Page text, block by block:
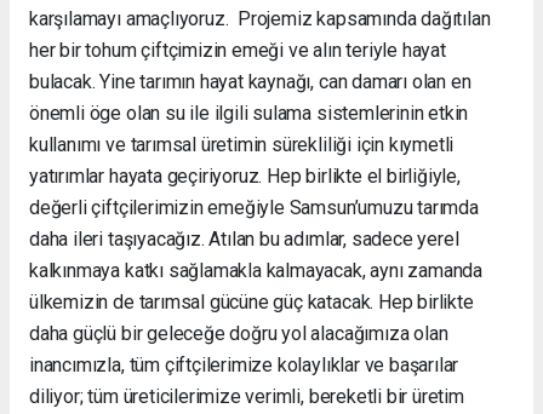
karşılamayı amaçlıyoruz. Projemiz kapsamında dağıtılan
her bir tohum çiftçimizin emeği ve alın teriyle hayat
bulacak. Yine tarımın hayat kaynağı, can damarı olan en
önemli öge olan su ile ilgili sulama sistemlerinin etkin
kullanımı ve tarımsal üretimin sürekliliği için kıymetli
yatırımlar hayata geçiriyoruz. Hep birlikte el birliğiyle,
değerli çiftçilerimizin emeğiyle Samsun’umuzu tarımda
daha ileri taşıyacağız. Atılan bu adımlar, sadece yerel
kalkınmaya katkı sağlamakla kalmayacak, aynı zamanda
ülkemizin de tarımsal gücüne güç katacak. Hep birlikte
daha güçlü bir geleceğe doğru yol alacağımıza olan
inancımızla, tüm çiftçilerimize kolaylıklar ve başarılar
diliyor; tüm üreticilerimize verimli, bereketli bir üretim